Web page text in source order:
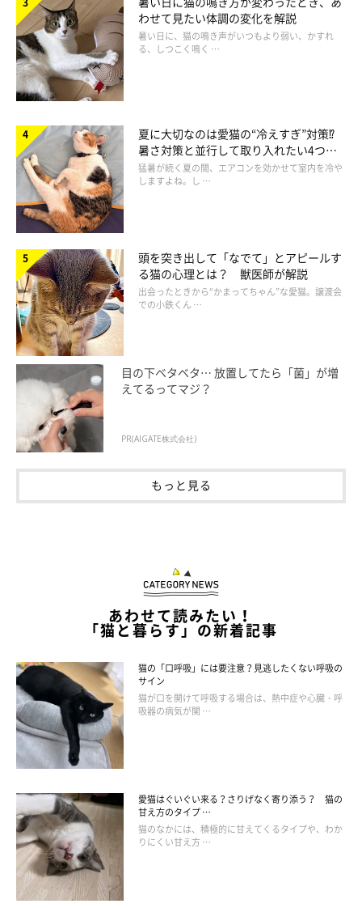
うっとり至高の香り『またたび』をどうぞ
－－続いて本日のメインディッシュ、『またたび』でございま
－－起きてください、お客様！困ります！お客様！
「…ハッ」
末やスプレータイプなどもございます。ちなみに、15才以上のご
高齢の方や心臓の弱い方には少々刺激が強すぎるのでご遠慮頂い
ております。お客様のようにお若い方であっても、一度にご利用
頂くのは0.5g以内とごく少量にして頂いたほうがよろしいかと。
わせて見たい体調の変化を解説
暑い日に、猫の鳴き声がいつもより弱い、かすれ
る、しつこく鳴く …
夏に大切なのは愛猫の“冷えすぎ”対策⁉
暑さ対策と並行して取り入れたい4つの
工夫
猛暑が続く夏の間、エアコンを効かせて室内を冷や
しますよね。し …
頭を突き出して「なでて」とアピールす
る猫の心理とは？ 獣医師が解説
出会ったときから“かまってちゃん”な愛猫。譲渡会
での小鉄くん …
目の下ベタベタ… 放置してたら「菌」が増
えてるってマジ？
PR(AIGATE株式会社)
もっと見る
あわせて読みたい！
「猫と暮らす」の新着記事
猫の「口呼吸」には要注意？見逃したくない呼吸の
サイン
猫が口を開けて呼吸する場合は、熱中症や心臓・呼
吸器の病気が関 …
愛猫はぐいぐい来る？さりげなく寄り添う？ 猫の
甘え方のタイプ …
猫のなかには、積極的に甘えてくるタイプや、わか
りにくい甘え方 …